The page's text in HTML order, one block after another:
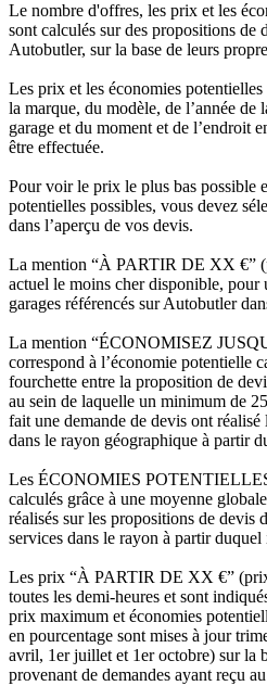
Le nombre d'offres, les prix et les
sont calculés sur des propositions de
Autobutler, sur la base de leurs
Les prix et les économies
la marque, du modèle, de l’année
garage et du moment et de l’endroit
être effectuée.
Pour voir le prix le plus bas possible
potentielles possibles, vous devez
dans l’aperçu de vos devis.
La mention “À PARTIR DE XX €”
actuel le moins cher disponible, pour
garages référencés sur Autobutler
La mention “ÉCONOMISEZ
correspond à l’économie potentielle
fourchette entre la proposition de
au sein de laquelle un minimum de
fait une demande de devis ont
dans le rayon géographique à partir
Les ÉCONOMIES
calculés grâce à une moyenne
réalisés sur les propositions de devis
services dans le rayon à partir duquel
Les prix “À PARTIR DE XX €”
toutes les demi-heures et sont
prix maximum et économies
en pourcentage sont mises à jour
avril, 1er juillet et 1er octobre) sur la
provenant de demandes ayant reçu